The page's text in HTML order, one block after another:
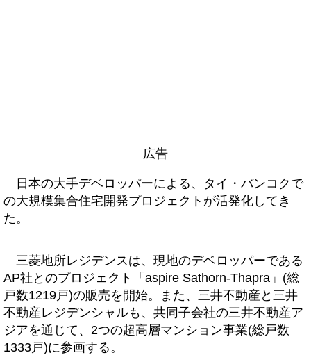
広告
日本の大手デベロッパーによる、タイ・バンコクで
の大規模集合住宅開発プロジェクトが活発化してき
た。
三菱地所レジデンスは、現地のデベロッパーである
AP社とのプロジェクト「aspire Sathorn-Thapra」(総
戸数1219戸)の販売を開始。また、三井不動産と三井
不動産レジデンシャルも、共同子会社の三井不動産ア
ジアを通じて、2つの超高層マンション事業(総戸数
1333戸)に参画する。